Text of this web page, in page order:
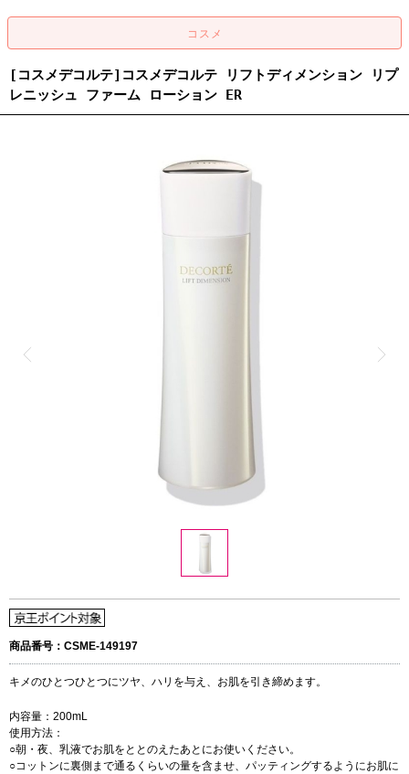
[コスメデコルテ]コスメデコルテ リフトディメンション リプ
レニッシュ ファーム ローション ER
商品番号：CSME-149197
キメのひとつひとつにツヤ、ハリを与え、お肌を引き締めます。
内容量：200mL
使用方法：
○朝・夜、乳液でお肌をととのえたあとにお使いください。
○コットンに裏側まで通るくらいの量を含ませ、パッティングするようにお肌に